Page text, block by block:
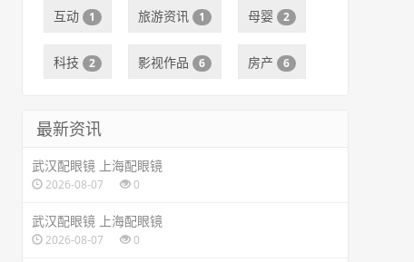
互动 1 旅游资讯 1 母婴 2
科技 2 影视作品 6 房产 6
最新资讯
武汉配眼镜 上海配眼镜
2026-08-07 0
武汉配眼镜 上海配眼镜
2026-08-07 0